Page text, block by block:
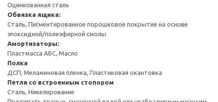
Оцинкованная сталь
Обвязка ящика:
Сталь, Пигментированное порошковое покрытие на основе
эпоксидной/полиэфирной смолы
Амортизаторы:
Пластмасса АБС, Масло
Полка
ДСП, Меламиновая пленка, Пластиковая окантовка
Петля со встроенным стопором
Сталь, Никелирование